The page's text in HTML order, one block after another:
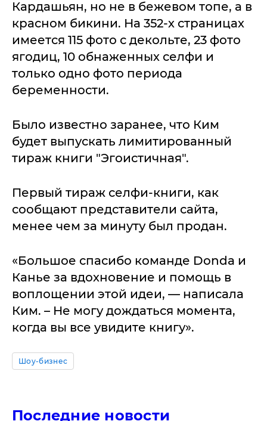
Кардашьян, но не в бежевом топе, а в
красном бикини. На 352-х страницах
имеется 115 фото с декольте, 23 фото
ягодиц, 10 обнаженных селфи и
только одно фото периода
беременности.
Было известно заранее, что Ким
будет выпускать лимитированный
тираж книги "Эгоистичная".
Первый тираж селфи-книги, как
сообщают представители сайта,
менее чем за минуту был продан.
«Большое спасибо команде Donda и
Канье за вдохновение и помощь в
воплощении этой идеи, — написала
Ким. – Не могу дождаться момента,
когда вы все увидите книгу».
Шоу-бизнес
Последние новости